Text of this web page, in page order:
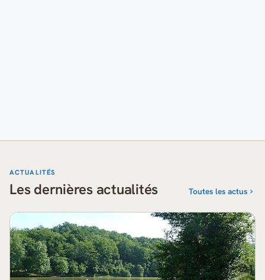
ACTUALITÉS
Les dernières actualités Toutes les actus